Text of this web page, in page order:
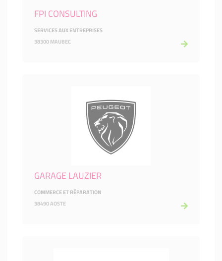
FPI CONSULTING
SERVICES AUX ENTREPRISES
38300 MAUBEC
GARAGE LAUZIER
COMMERCE ET RÉPARATION
38490 AOSTE